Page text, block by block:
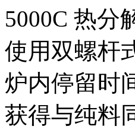
5000C 热分
使用双螺杆
炉内停留时
获得与纯料